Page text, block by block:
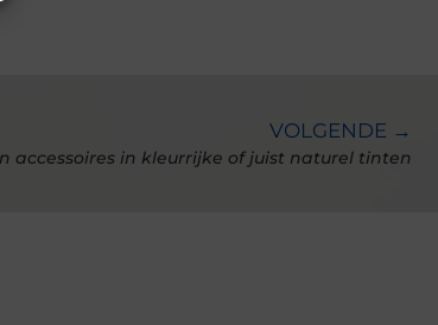
VOLGENDE →
accessoires in kleurrijke of juist naturel tinten